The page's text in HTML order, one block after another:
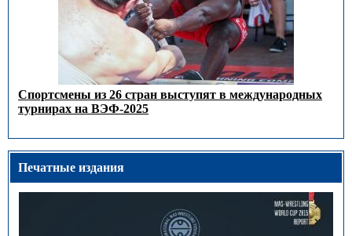
Спортсмены из 26 стран выступят в международных
турнирах на ВЭФ-2025
Печатные издания